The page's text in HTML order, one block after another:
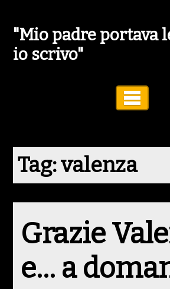
"Mio padre portava
io scrivo"
Tag:valenza
Grazie
e… a